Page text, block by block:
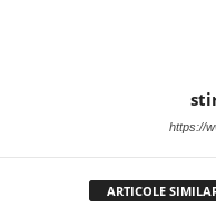
https://
ARTICOLE